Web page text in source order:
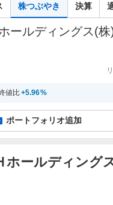
株つぶやき 決算
ールディングス(株
値比+5.96%
ポートフォリオ追加
ホールディング